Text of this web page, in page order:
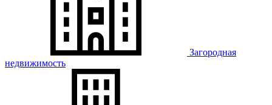
Загородная
недвижимость